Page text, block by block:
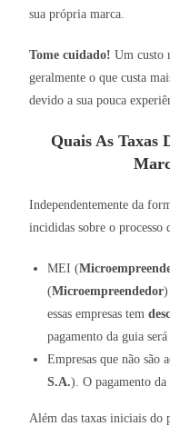
sua própria marca.
Tome cuidado! Um custo
geralmente o que custa
devido a sua pouca
Quais As Taxas
Independentemente da
incididas sobre o processo
MEI (
(Microempreendedor)
essas empresas tem
pagamento da guia
Empresas que não são
S.A.). O pagamento
Além das taxas iniciais do